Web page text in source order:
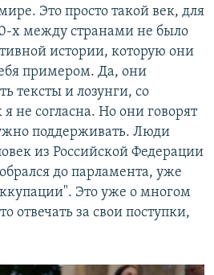
Это просто такой век, для
х между странами не было
истории, которую они
примером. Да, они
тексты и лозунги, со
не согласна. Но они говорят
поддерживать. Люди
из Российской Федерации
до парламента, уже
Это уже о многом
отвечать за свои поступки,